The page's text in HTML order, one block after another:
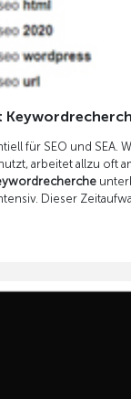
für SEO und SEA.
arbeitet allzu oft
Dieser
wieder. Die Arbeit